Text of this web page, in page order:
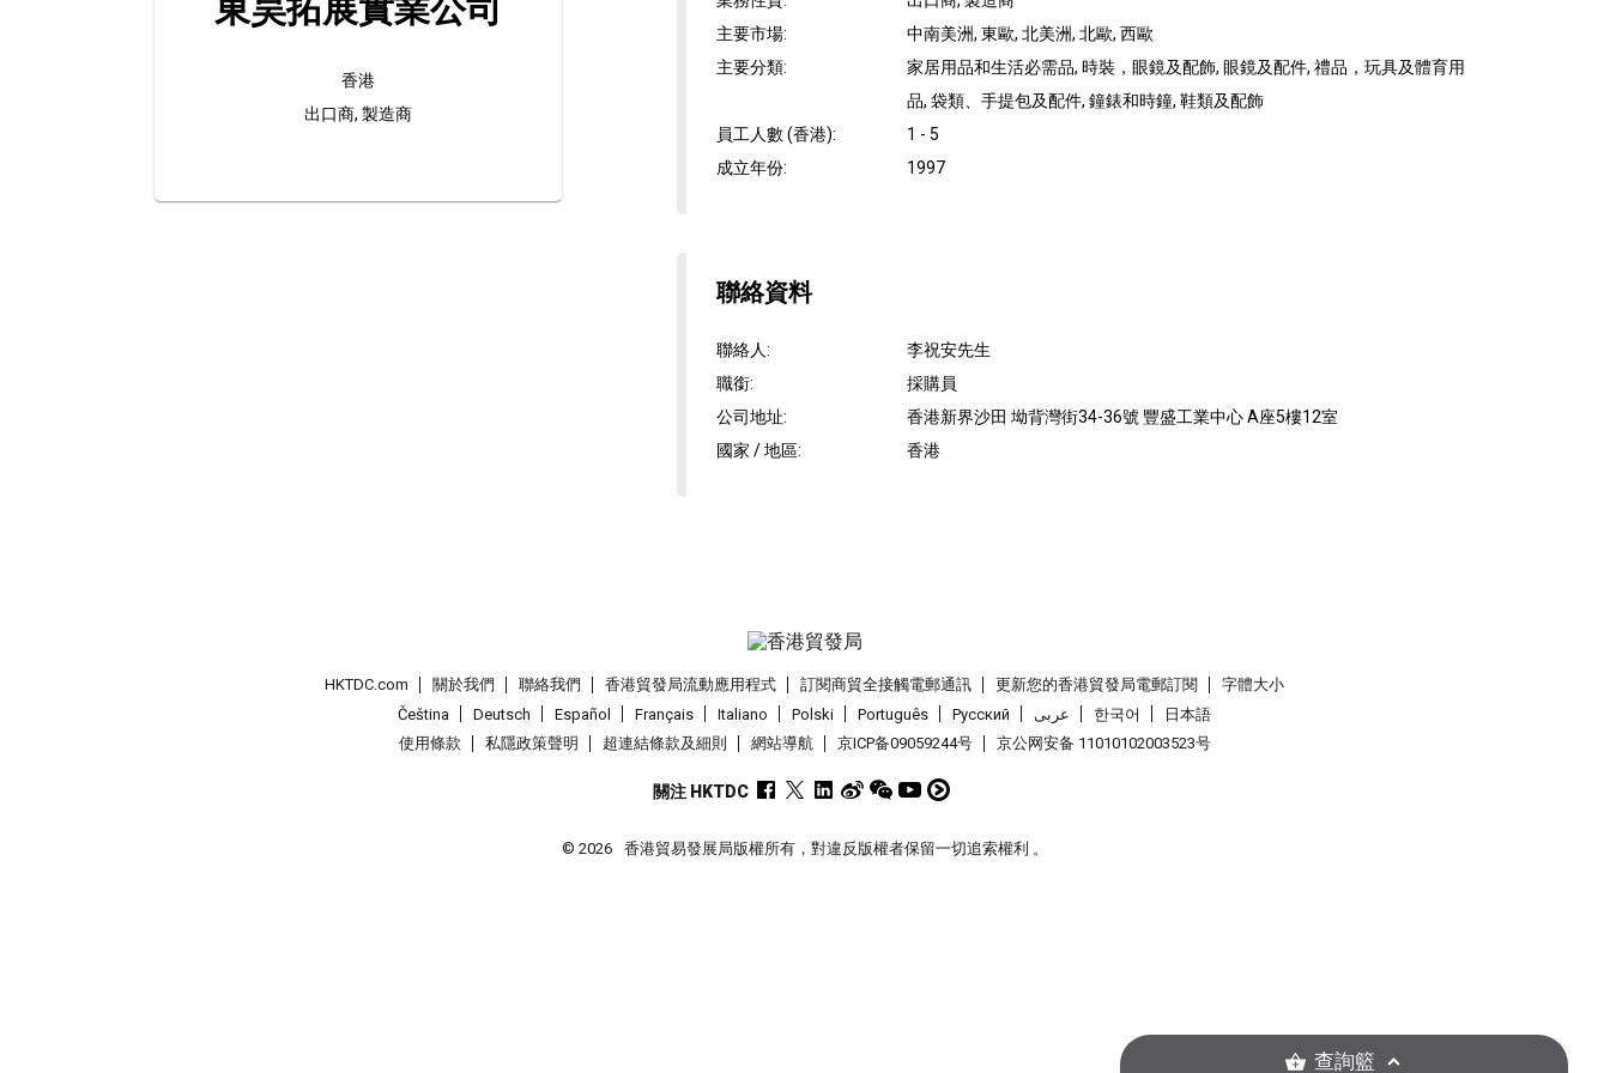
東昊拓展實業公司
香港
出口商, 製造商
主要市場:
中南美洲, 東歐, 北美洲, 北歐, 西歐
主要分類:
家居用品和生活必需品, 時裝，眼鏡及配飾, 眼鏡及配件, 禮品，玩具及體育用
品, 袋類、手提包及配件, 鐘錶和時鐘, 鞋類及配飾
員工人數 (香港):
1 - 5
成立年份: 1997
聯絡資料
聯絡人:
李祝安先生
職銜:
採購員
公司地址:
香港新界沙田 坳背灣街34-36號 豐盛工業中心 A座5樓12室
國家 / 地區: 香港
HKTDC.com 關於我們 聯絡我們 香港貿發局流動應用程式 訂閱商貿全接觸電郵通訊 更新您的香港貿發局電郵訂閱
字體大小
Čeština
Deutsch Español Français Italiano Polski Português Pусский عربى 한국어
日本語
使用條款
私隱政策聲明 超連結條款及細則 網站導航 京ICP备09059244号 京公网安备 11010102003523号
關注 HKTDC
© 2026 香港貿易發展局版權所有，對違反版權者保留一切追索權利 。
查詢籃